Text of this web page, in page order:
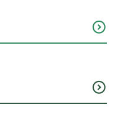
expand_circle_down
expand_circle_down